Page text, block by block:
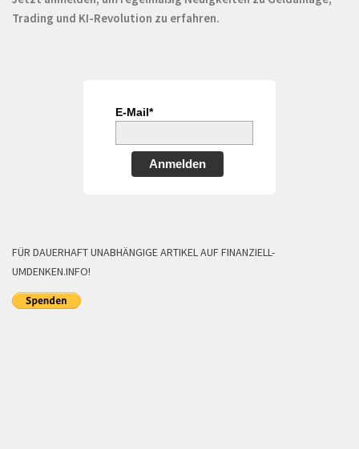
Trading und KI-Revolution zu erfahren.
E-Mail*
Anmelden
FÜR DAUERHAFT UNABHÄNGIGE ARTIKEL AUF FINANZIELL-
UMDENKEN.INFO!